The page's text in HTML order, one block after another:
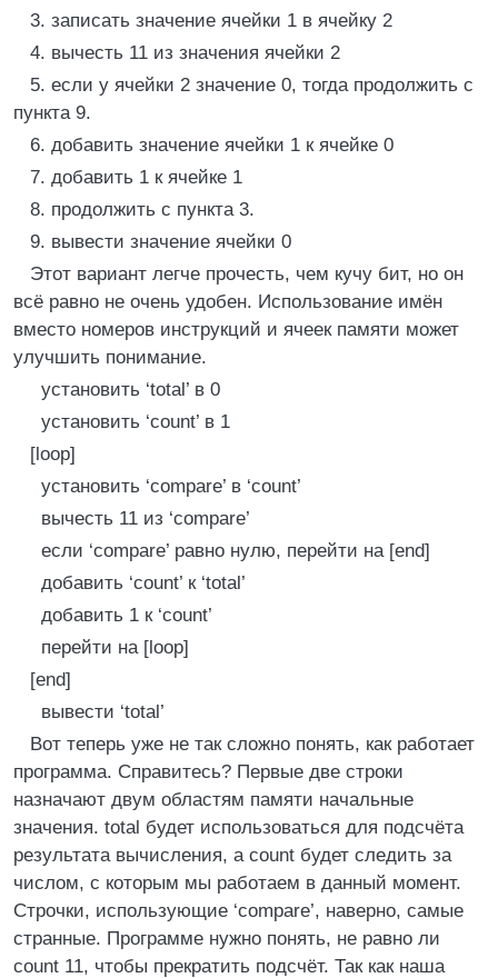
3. записать значение ячейки 1 в ячейку 2
4. вычесть 11 из значения ячейки 2
5. если у ячейки 2 значение 0, тогда продолжить с
пункта 9.
6. добавить значение ячейки 1 к ячейке 0
7. добавить 1 к ячейке 1
8. продолжить с пункта 3.
9. вывести значение ячейки 0
Этот вариант легче прочесть, чем кучу бит, но он
всё равно не очень удобен. Использование имён
вместо номеров инструкций и ячеек памяти может
улучшить понимание.
установить ‘total’ в 0
установить ‘count’ в 1
[loop]
установить ‘compare’ в ‘count’
вычесть 11 из ‘compare’
если ‘compare’ равно нулю, перейти на [end]
добавить ‘count’ к ‘total’
добавить 1 к ‘count’
перейти на [loop]
[end]
вывести ‘total’
Вот теперь уже не так сложно понять, как работает
программа. Справитесь? Первые две строки
назначают двум областям памяти начальные
значения. total будет использоваться для подсчёта
результата вычисления, а count будет следить за
числом, с которым мы работаем в данный момент.
Строчки, использующие ‘compare’, наверно, самые
странные. Программе нужно понять, не равно ли
count 11, чтобы прекратить подсчёт. Так как наша